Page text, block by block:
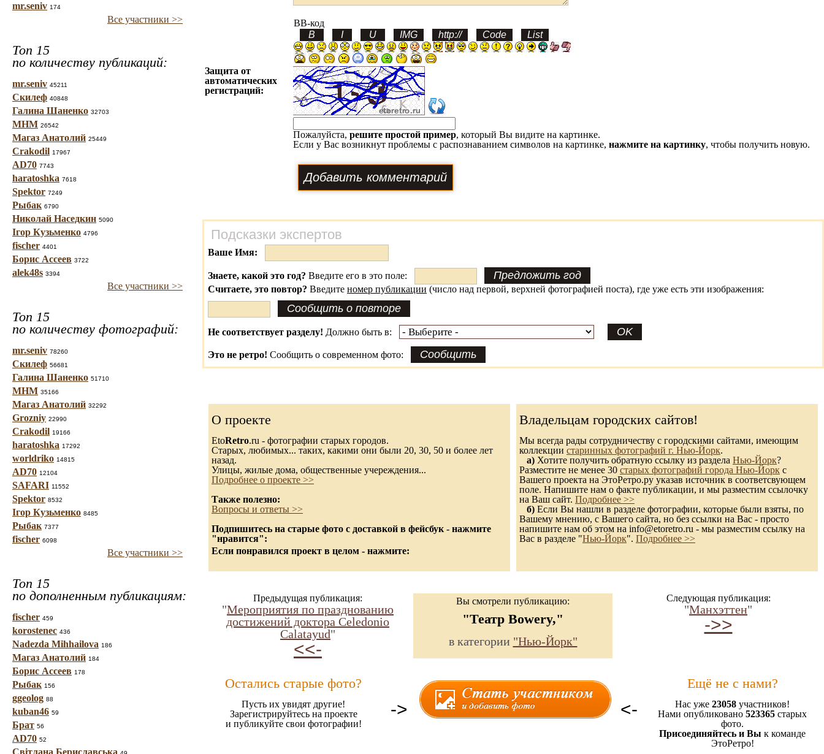
mr.seniv 174
Все участники >>
Топ 15
по количеству публикаций:
mr.seniv 45211
Скилеф 40848
Галина Шаненко 32703
МНМ 26542
Магаз Анатолий 25449
Crakodil 17967
AD70 7743
haratoshka 7618
Spektor 7249
Рыбак 6790
Николай Наседкин 5090
Ігор Кузьменко 4796
fischer 4401
Борис Ассеев 3722
alek48s 3394
Все участники >>
Топ 15
по количеству фотографий:
mr.seniv 78260
Скилеф 56681
Галина Шаненко 51710
МНМ 35166
Магаз Анатолий 32292
Grozniy 22990
Crakodil 19166
haratoshka 17292
worldriko 14815
AD70 12104
SAFARI 11552
Spektor 8532
Ігор Кузьменко 8485
Рыбак 7377
fischer 6098
Все участники >>
Топ 15
по дополненным публикациям:
fischer 459
korostenec 436
Nadezda Mihhailova 186
Магаз Анатолий 184
Борис Ассеев 178
Рыбак 156
ggeolog 88
kuban46 59
Брат 56
AD70 52
Світлана Бериславська
BB-код
Защита от
автоматических
регистраций:
Пожалуйста, решите простой пример, который Вы видите на картинке.
Если у Вас возникнут проблемы с распознаванием символов на картинке, нажмите на картинку, чтобы получить новую.
Подсказки экспертов
Ваше Имя:
Знаете, какой это год? Введите его в это поле:
Считаете, это повтор? Введите номер публикации (число над первой, верхней фотографией поста), где уже есть эти изображения:
Не соответствует разделу! Должно быть в:
Это не ретро! Сообщить о современном фото:
О проекте
EtoRetro.ru - фотографии старых городов.
Старых, любимых... таких, какими они были 20, 30, 50 и более лет
назад.
Улицы, жилые дома, общественные учереждения...
Подробнее о проекте >>
Также полезно:
Вопросы и ответы >>
Подпишитесь на старые фото с доставкой в фейсбук - нажмите
"нравится":
Если понравился проект в целом - нажмите:
Владельцам городских сайтов!
Мы всегда рады сотрудничеству с городскими сайтами, имеющим
коллекции старинных фотографий г. Нью-Йорк.
а) Хотите получить обратную ссылку из раздела Нью-Йорк?
Разместите не менее 30 старых фотографий города Нью-Йорк с
Вашего проекта на ЭтоРетро.ру указав источник в соответсвующем
поле. Напишите нам о факте публикации, и мы разместим ссылочку
на Ваш сайт. Подробнее >>
б) Если Вы нашли в разделе фотографии, которые были взяты, по
Вашему мнению, с Вашего сайта, но без ссылки на Вас - просто
напишите нам об этом на info@etoretro.ru - мы разместим ссылку на
Вас в разделе "Нью-Йорк". Подробнее >>
Предыдущая публикация:
"Мероприятия по празднованию
достижений доктора Celedonio
Calatayud"
<<-
Вы смотрели публикацию:
"Театр Bowery,"
в категории "Нью-Йорк"
Следующая публикация:
"Манхэттен"
->>
Остались старые фото?
Пусть их увидят другие!
Зарегистрируйтесь на проекте
и публикуйте свои фотографии!
-> <-
Ещё не с нами?
Нас уже 23058 участников!
Нами опубликовано 523365 старых
фото.
Присоединяйтесь и Вы к команде
ЭтоРетро!